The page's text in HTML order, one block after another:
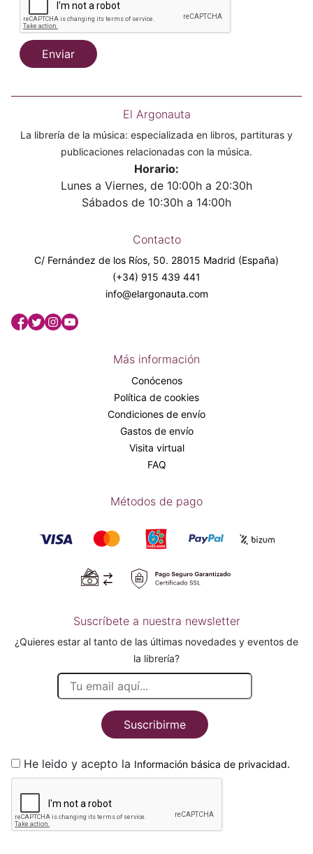
Enviar
El Argonauta
La librería de la música: especializada en libros, partituras y
publicaciones relacionadas con la música.
Horario:
Lunes a Viernes, de 10:00h a 20:30h
Sábados de 10:30h a 14:00h
Contacto
C/ Fernández de los Ríos, 50. 28015 Madrid (España)
(+34) 915 439 441
info@elargonauta.com
Más información
Conócenos
Política de cookies
Condiciones de envío
Gastos de envío
Visita virtual
FAQ
Métodos de pago
Suscríbete a nuestra newsletter
¿Quieres estar al tanto de las últimas novedades y eventos de
la librería?
Suscribirme
He leido y acepto la Información básica de privacidad.